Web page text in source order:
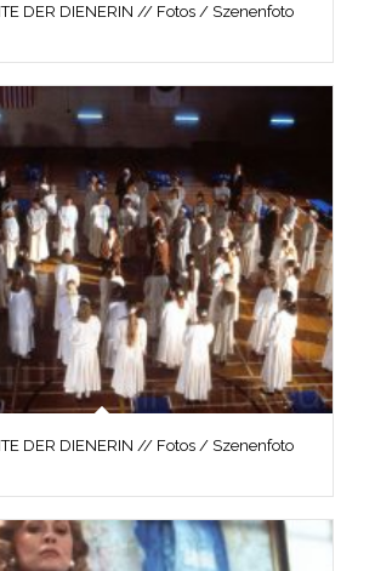
DER DIENERIN // Fotos / Szenenfoto
DER DIENERIN // Fotos / Szenenfoto